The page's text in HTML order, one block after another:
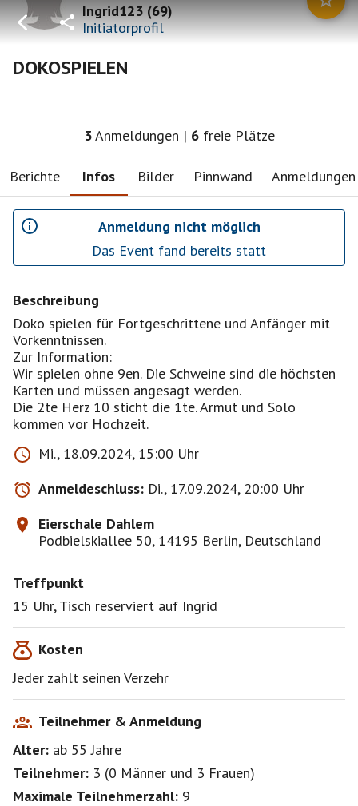
Ingrid123(69)
Initiatorprofil
DOKOSPIELEN
3Anmeldungen | 6 freie Plätze
Berichte Infos Bilder Pinnwand Anmeldungen
Anmeldung nicht möglich
Das Event fand bereits statt
Beschreibung
Doko spielen für Fortgeschrittene und Anfänger mit
Vorkenntnissen.
Zur Information:
Wir spielen ohne 9en. Die Schweine sind die höchsten
Karten und müssen angesagt werden.
Die 2te Herz 10 sticht die 1te. Armut und Solo
Mi., 18.09.2024, 15:00 Uhr
Anmeldeschluss: Di., 17.09.2024, 20:00 Uhr
Eierschale Dahlem
Podbielskiallee 50, 14195 Berlin, Deutschland
Treffpunkt
15 Uhr, Tisch reserviert auf Ingrid
Kosten
Jeder zahlt seinen Verzehr
Teilnehmer & Anmeldung
Alter: ab 55Jahre
Teilnehmer: 3 (0 Männer und 3 Frauen)
Maximale Teilnehmerzahl: 9